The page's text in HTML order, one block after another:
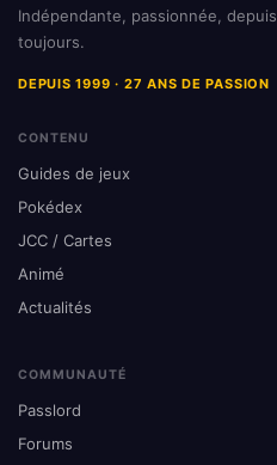
Indépendante, passionnée, depuis
toujours.
DEPUIS 1999 · 27 ANS DE PASSION
CONTENU
Guides de jeux
Pokédex
JCC / Cartes
Animé
Actualités
COMMUNAUTÉ
Passlord
Forums